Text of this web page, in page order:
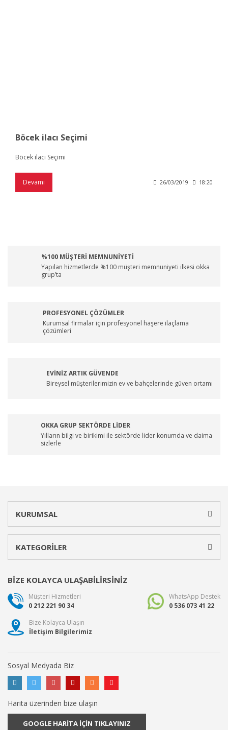
Böcek ilacı Seçimi
Böcek ilacı Seçimi
Devamı 26/03/2019 18:20
%100 MÜŞTERİ MEMNUNİYETİ
Yapılan hizmetlerde %100 müşteri memnuniyeti ilkesi okka
grup’ta
PROFESYONEL ÇÖZÜMLER
Kurumsal firmalar için profesyonel haşere ilaçlama
çözümleri
EVİNİZ ARTIK GÜVENDE
Bireysel müşterilerimizin ev ve bahçelerinde güven ortamı
OKKA GRUP SEKTÖRDE LİDER
Yılların bilgi ve birikimi ile sektörde lider konumda ve daima
sizlerle
KURUMSAL
KATEGORİLER
BİZE KOLAYCA ULAŞABİLİRSİNİZ
Müşteri Hizmetleri
0 212 221 90 34
WhatsApp Destek
0 536 073 41 22
Bize Kolayca Ulaşın
İletişim Bilgilerimiz
Sosyal Medyada Biz
Harita üzerinden bize ulaşın
GOOGLE HARİTA İÇİN TIKLAYINIZ